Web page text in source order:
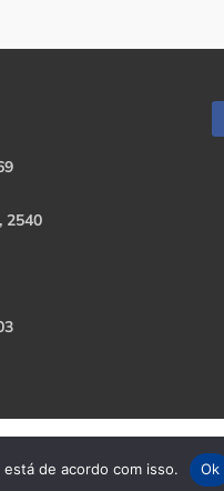
2540
de acordo com isso. Ok